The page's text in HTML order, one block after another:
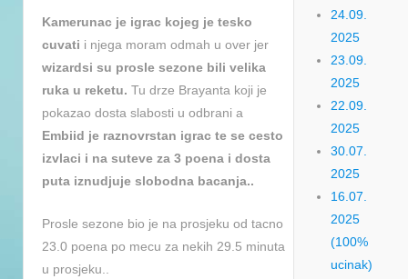
Kamerunac je igrac kojeg je tesko
cuvati i njega moram odmah u over jer
wizardsi su prosle sezone bili velika
ruka u reketu. Tu drze Brayanta koji je
pokazao dosta slabosti u odbrani a
Embiid je raznovrstan igrac te se cesto
izvlaci i na suteve za 3 poena i dosta
puta iznudjuje slobodna bacanja..
Prosle sezone bio je na prosjeku od tacno
23.0 poena po mecu za nekih 29.5 minuta
u prosjeku..
24.09.
2025
23.09.
2025
22.09.
2025
30.07.
2025
16.07.
2025
(100%
ucinak)